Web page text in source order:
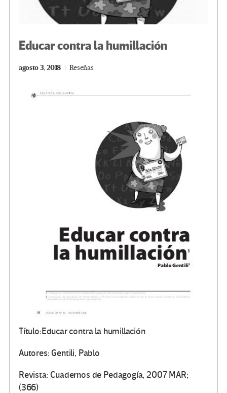
Educar contra la humillación
agosto 3, 2018 Reseñas
Título:Educar contra la humillación
Autores: Gentili, Pablo
Revista: Cuadernos de Pedagogía, 2007 MAR;
(366)